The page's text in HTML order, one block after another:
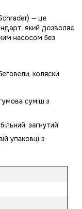
— це
який дозволяє
насосом без
коляски
суміш з
загнутий
упаковці з